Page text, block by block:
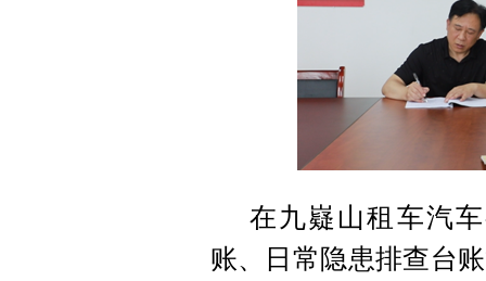
在九嶷山租车汽
账、日常隐患排查台